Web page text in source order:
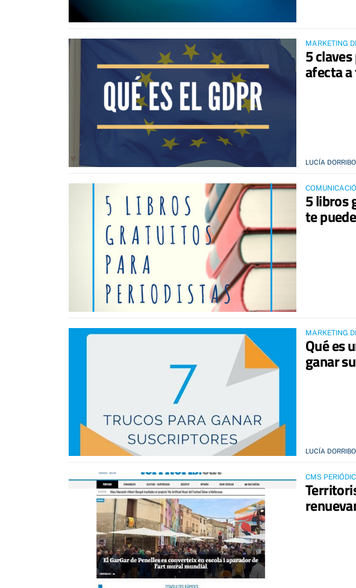
MARKETING
5
afecta
LUCÍA DORRIBO
5 libros
te
MARKETING
Qué es
ganar
LUCÍA DORRIBO
CMS